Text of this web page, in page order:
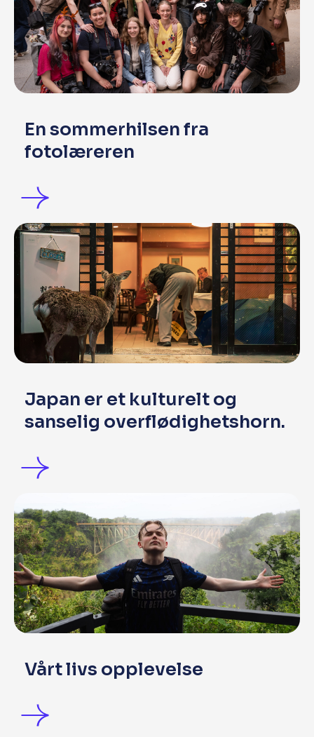
En sommerhilsen fra
fotolæreren
Japan er et kulturelt og
sanselig overflødighetshorn.
Vårt livs opplevelse